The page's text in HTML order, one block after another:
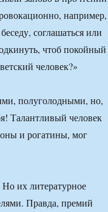
например,
соглашаться или
чтоб покойный
человек?»
полуголодными, но,
Талантливый человек
и рогатины, мог
их литературное
Правда, премий